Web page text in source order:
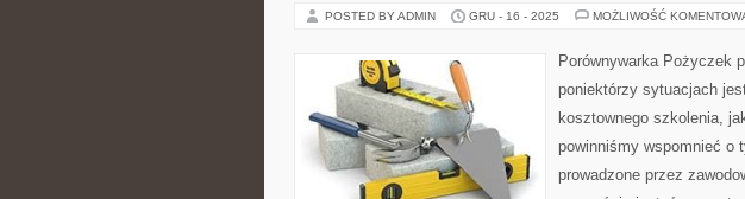
POSTED BY ADMIN GRU - 16 - 2025 MOŻLIWOŚĆ
Porównywarka Pożyczek
poniektórzy sytuacjach
kosztownego szkolenia,
powinniśmy wspomnieć o
prowadzone przez